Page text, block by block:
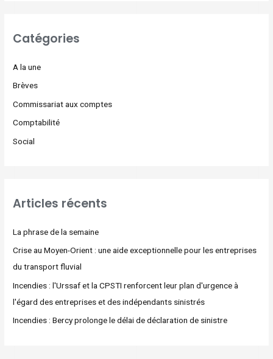
Catégories
A la une
Brèves
Commissariat aux comptes
Comptabilité
Social
Articles récents
La phrase de la semaine
Crise au Moyen-Orient : une aide exceptionnelle pour les entreprises
du transport fluvial
Incendies : l'Urssaf et la CPSTI renforcent leur plan d'urgence à
l'égard des entreprises et des indépendants sinistrés
Incendies : Bercy prolonge le délai de déclaration de sinistre